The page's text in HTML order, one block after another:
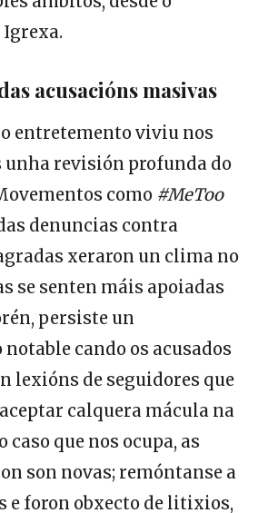
Igrexa.
acusacións masivas
entretemento viviu nos
revisión profunda do
como #MeToo
denuncias contra
xeraron un clima no
se senten máis apoiadas
persiste un
cando os acusados
lexións de seguidores que
calquera mácula na
caso que nos ocupa, as
son novas; remóntanse a
e foron obxecto de litixios,